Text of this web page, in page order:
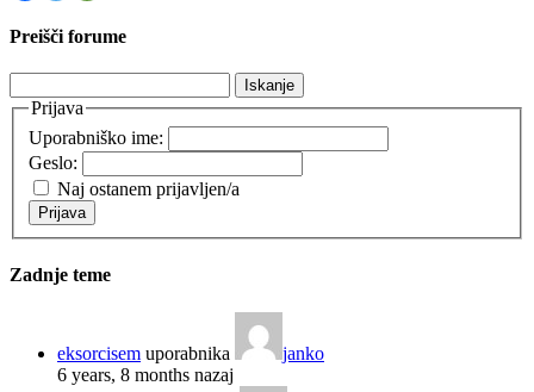
Preišči forume
Prijava
Uporabniško ime:
Geslo:
Naj ostanem prijavljen/a
Prijava
Zadnje teme
eksorcisem uporabnika
janko
6 years, 8 months nazaj